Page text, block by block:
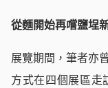
從麵開始再嚐鹽埕
展覽期間，筆者亦
方式在四個展區走